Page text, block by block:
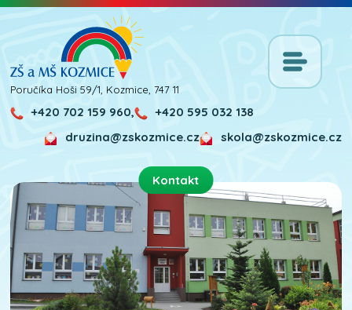
Poručíka Hoši 59/1, Kozmice, 747 11
+420 702 159 960,
+420 595 032 138
skola@zskozmice.cz
druzina@zskozmice.cz